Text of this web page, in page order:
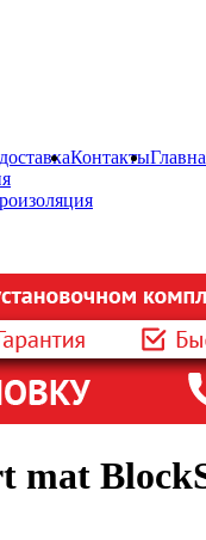
Контакты